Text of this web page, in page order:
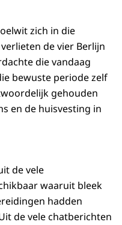
zich in die
de vier Berlijn
die vandaag
bewuste periode zelf
gehouden
en de huisvesting in
de vele
waaruit bleek
hadden
de vele chatberichten